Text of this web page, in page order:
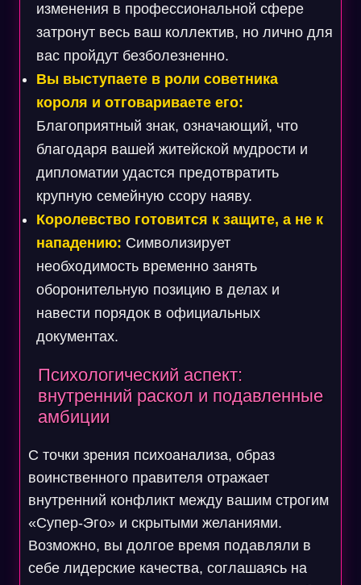
изменения в профессиональной сфере
затронут весь ваш коллектив, но лично для
вас пройдут безболезненно.
Вы выступаете в роли советника
короля и отговариваете его:
Благоприятный знак, означающий, что
благодаря вашей житейской мудрости и
дипломатии удастся предотвратить
крупную семейную ссору наяву.
Королевство готовится к защите, а не к
нападению: Символизирует
необходимость временно занять
оборонительную позицию в делах и
навести порядок в официальных
документах.
Психологический аспект:
внутренний раскол и подавленные
амбиции
С точки зрения психоанализа, образ
воинственного правителя отражает
внутренний конфликт между вашим строгим
«Супер-Эго» и скрытыми желаниями.
Возможно, вы долгое время подавляли в
себе лидерские качества, соглашаясь на